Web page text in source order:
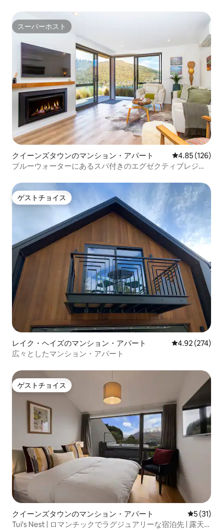
スーパーホスト
スーパーホスト
クイーンズタウンのマンション・アパート レビュー126
4.85 (126)
ブルーウォーターにあるスパ付きのエグゼクティブレジデ
ゲストチョイス
ゲストチョイス
レイク・ヘイズのマンション・アパート レビュー274
4.92 (274)
広々としたマンション・アパート
ゲストチョイス
ゲストチョイス
クイーンズタウンのマンション・アパート レビュー
5 (31)
Tui's Nest | ロマンチックでラグジュアリーな宿泊先 | 露天